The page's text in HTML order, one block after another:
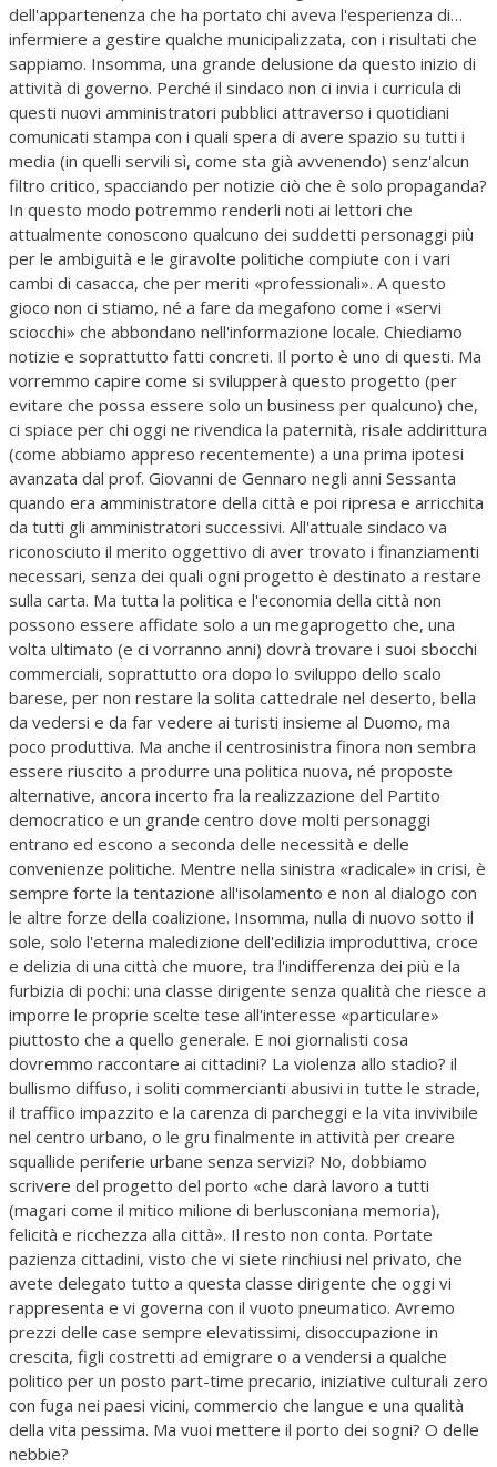
dell'appartenenza che ha portato chi aveva l'esperienza di…
infermiere a gestire qualche municipalizzata, con i risultati che
sappiamo. Insomma, una grande delusione da questo inizio di
attività di governo. Perché il sindaco non ci invia i curricula di
questi nuovi amministratori pubblici attraverso i quotidiani
comunicati stampa con i quali spera di avere spazio su tutti i
media (in quelli servili sì, come sta già avvenendo) senz'alcun
filtro critico, spacciando per notizie ciò che è solo propaganda?
In questo modo potremmo renderli noti ai lettori che
attualmente conoscono qualcuno dei suddetti personaggi più
per le ambiguità e le giravolte politiche compiute con i vari
cambi di casacca, che per meriti «professionali». A questo
gioco non ci stiamo, né a fare da megafono come i «servi
sciocchi» che abbondano nell'informazione locale. Chiediamo
notizie e soprattutto fatti concreti. Il porto è uno di questi. Ma
vorremmo capire come si svilupperà questo progetto (per
evitare che possa essere solo un business per qualcuno) che,
ci spiace per chi oggi ne rivendica la paternità, risale addirittura
(come abbiamo appreso recentemente) a una prima ipotesi
avanzata dal prof. Giovanni de Gennaro negli anni Sessanta
quando era amministratore della città e poi ripresa e arricchita
da tutti gli amministratori successivi. All'attuale sindaco va
riconosciuto il merito oggettivo di aver trovato i finanziamenti
necessari, senza dei quali ogni progetto è destinato a restare
sulla carta. Ma tutta la politica e l'economia della città non
possono essere affidate solo a un megaprogetto che, una
volta ultimato (e ci vorranno anni) dovrà trovare i suoi sbocchi
commerciali, soprattutto ora dopo lo sviluppo dello scalo
barese, per non restare la solita cattedrale nel deserto, bella
da vedersi e da far vedere ai turisti insieme al Duomo, ma
poco produttiva. Ma anche il centrosinistra finora non sembra
essere riuscito a produrre una politica nuova, né proposte
alternative, ancora incerto fra la realizzazione del Partito
democratico e un grande centro dove molti personaggi
entrano ed escono a seconda delle necessità e delle
convenienze politiche. Mentre nella sinistra «radicale» in crisi, è
sempre forte la tentazione all'isolamento e non al dialogo con
le altre forze della coalizione. Insomma, nulla di nuovo sotto il
sole, solo l'eterna maledizione dell'edilizia improduttiva, croce
e delizia di una città che muore, tra l'indifferenza dei più e la
furbizia di pochi: una classe dirigente senza qualità che riesce a
imporre le proprie scelte tese all'interesse «particulare»
piuttosto che a quello generale. E noi giornalisti cosa
dovremmo raccontare ai cittadini? La violenza allo stadio? il
bullismo diffuso, i soliti commercianti abusivi in tutte le strade,
il traffico impazzito e la carenza di parcheggi e la vita invivibile
nel centro urbano, o le gru finalmente in attività per creare
squallide periferie urbane senza servizi? No, dobbiamo
scrivere del progetto del porto «che darà lavoro a tutti
(magari come il mitico milione di berlusconiana memoria),
felicità e ricchezza alla città». Il resto non conta. Portate
pazienza cittadini, visto che vi siete rinchiusi nel privato, che
avete delegato tutto a questa classe dirigente che oggi vi
rappresenta e vi governa con il vuoto pneumatico. Avremo
prezzi delle case sempre elevatissimi, disoccupazione in
crescita, figli costretti ad emigrare o a vendersi a qualche
politico per un posto part-time precario, iniziative culturali zero
con fuga nei paesi vicini, commercio che langue e una qualità
della vita pessima. Ma vuoi mettere il porto dei sogni? O delle
nebbie?